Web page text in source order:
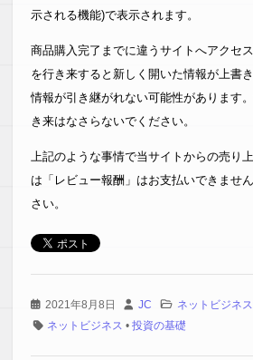
示される機能)で表示されます。
商品購入完了までに違うサイトへアクセ
を行き来すると新しく開いた情報が上書
情報が引き継がれない可能性があります
き来はなさらないでください。
上記のような事情で当サイトからの売り
は「レビュー報酬」はお支払いできませ
さい。
2021年8月8日 JC
ネットビジネス
ネットビジネス • 投資の基礎